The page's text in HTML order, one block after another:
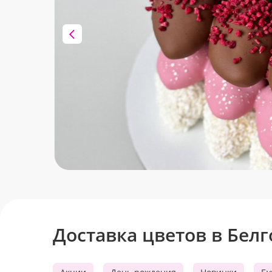
Клубника в шоколаде
Сладкие моменты для Вас!
Доставка цветов в